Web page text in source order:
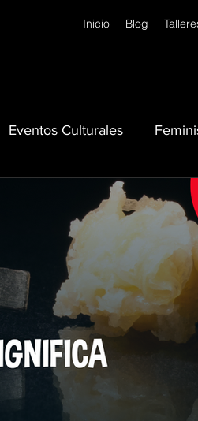
Inicio Blog
Eventos Culturales
Jotvox X el